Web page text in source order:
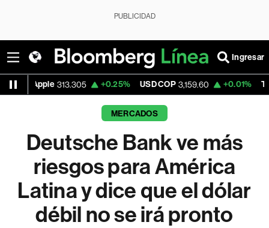
PUBLICIDAD
Ingresar
+0.25% USD COP 3,159.60 +0.01% Tesla 328.50
MERCADOS
Deutsche Bank ve más
riesgos para América
Latina y dice que el dólar
débil no se irá pronto